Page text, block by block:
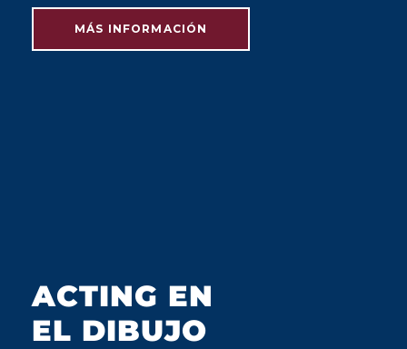
MÁS INFORMACIÓN
ACTING EN
EL DIBUJO